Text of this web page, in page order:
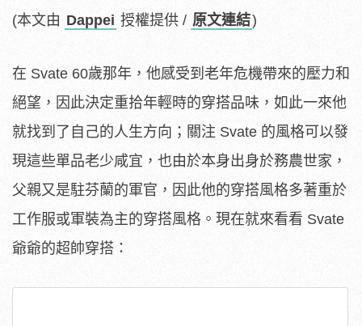
(本文由 Dappei 授權提供 / 原文連結)
在 Svate 60歲那年，他感受到老年危機帶來的壓力和
絕望，因此決定重拾年輕時的穿搭品味，如此一來他
就找到了自己的人生方向；關注 Svate 的風格可以發
現這些單品老少咸宜，也由於本身出身於務農世家，
父親又是駐芬蘭的軍官，因此他的穿搭風格多著重於
工作服或軍裝為主的穿搭風格。現在就來看看 Svate
爺爺的超帥穿搭：